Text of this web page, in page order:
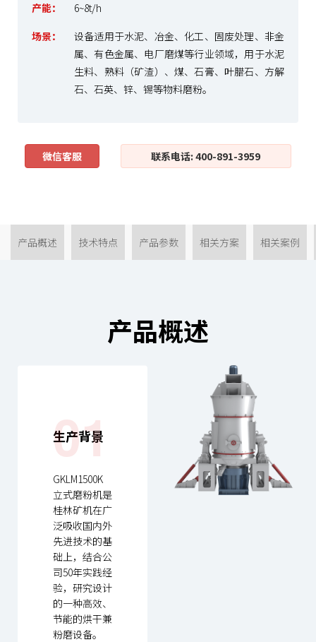
产能：
6~8t/h
场景：
设备适用于水泥、冶金、化工、固废处理、非金
属、有色金属、电厂磨煤等行业领域，用于水泥
生料、熟料（矿渣）、煤、石膏、叶腊石、方解
石、石英、锌、锡等物料磨粉。
微信客服 联系电话: 400-891-3959
产品概述 技术特点 产品参数 相关方案 相关案例
产品概述
01
生产背景
GKLM1500K
立式磨粉机是
桂林矿机在广
泛吸收国内外
先进技术的基
础上，结合公
司50年实践经
验，研究设计
的一种高效、
节能的烘干兼
粉磨设备。